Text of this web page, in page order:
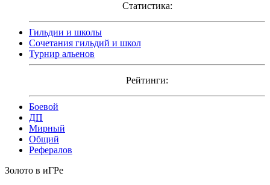
Статистика:
Гильдии и школы
Сочетания гильдий и школ
Турнир альенов
Рейтинги:
Боевой
ДП
Мирный
Общий
Рефералов
Золото в иГРе